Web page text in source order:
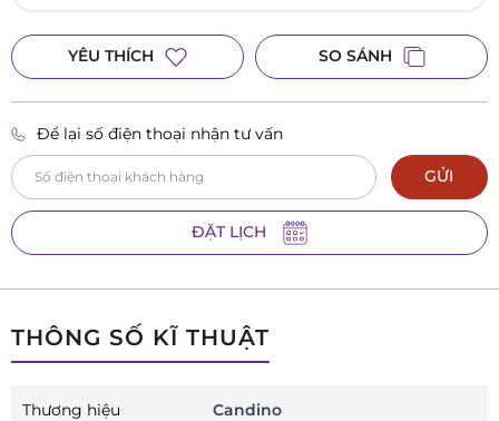
YÊU THÍCH SO SÁNH
Để lại số điện thoại nhận tư vấn
GỬI
ĐẶT LỊCH
THÔNG SỐ KĨ THUẬT
Thương hiệu Candino